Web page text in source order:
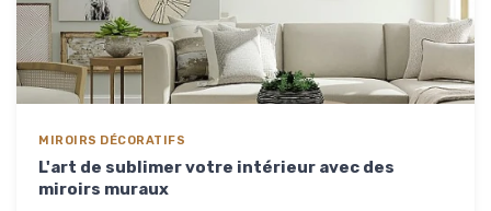
MIROIRS DÉCORATIFS
L'art de sublimer votre intérieur avec des
miroirs muraux